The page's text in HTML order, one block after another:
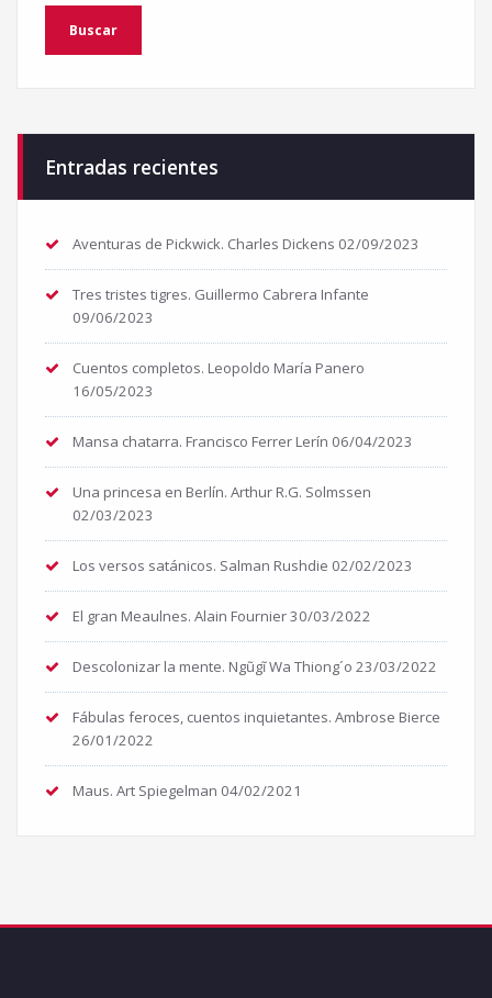
Entradas recientes
Aventuras de Pickwick. Charles Dickens 02/09/2023
Tres tristes tigres. Guillermo Cabrera Infante
09/06/2023
Cuentos completos. Leopoldo María Panero
16/05/2023
Mansa chatarra. Francisco Ferrer Lerín 06/04/2023
Una princesa en Berlín. Arthur R.G. Solmssen
02/03/2023
Los versos satánicos. Salman Rushdie 02/02/2023
El gran Meaulnes. Alain Fournier30/03/2022
Descolonizar la mente. Ngũgĩ Wa Thiong´o 23/03/2022
Fábulas feroces, cuentos inquietantes. Ambrose Bierce
26/01/2022
Maus. Art Spiegelman 04/02/2021